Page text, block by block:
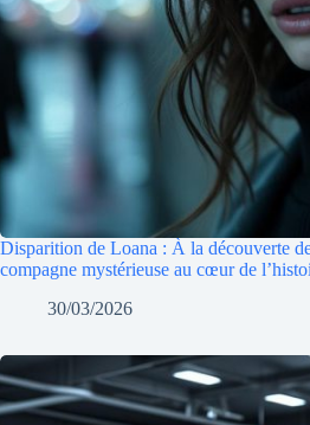
Disparition de Loana : À la découverte
compagne mystérieuse au cœur de
30/03/2026